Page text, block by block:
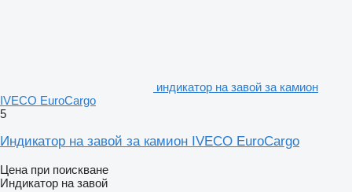
индикатор на завой за камион
IVECO EuroCargo
5
Индикатор на завой за камион IVECO EuroCargo
Цена при поискване
Индикатор на завой